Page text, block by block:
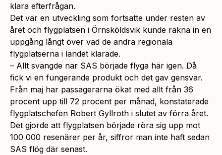
klara efterfrågan.
Det var en utveckling som fortsatte under resten av
året och flygplatsen i Örnsköldsvik kunde räkna in en
uppgång långt över vad de andra regionala
flygplatserna i landet klarade.
– Allt svängde när SAS började flyga här igen. Då
fick vi en fungerande produkt och det gav gensvar.
Från maj har passagerarna ökat med allt från 36
procent upp till 72 procent per månad, konstaterade
flygplatschefen Robert Gyllroth i slutet av förra året.
Det gjorde att flygplatsen började röra sig upp mot
100 000 resenärer per år, siffror man inte haft sedan
SAS flög där senast.